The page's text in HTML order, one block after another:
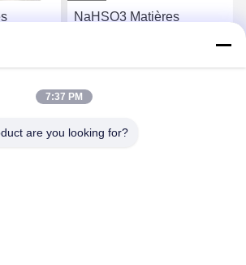
de
NaHSO3 Matières
synthèse chimique
7:37 PM
are you looking for?